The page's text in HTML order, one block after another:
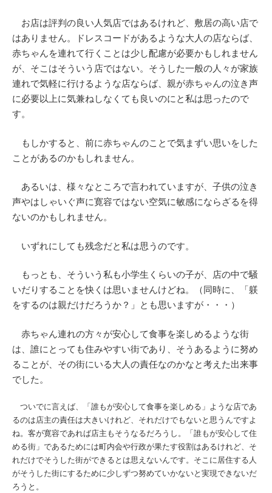
お店は評判の良い人気店ではあるけれど、敷居の高い店で
はありません。ドレスコードがあるような大人の店ならば、
赤ちゃんを連れて行くことは少し配慮が必要かもしれません
が、そこはそういう店ではない。そうした一般の人々が家族
連れで気軽に行けるような店ならば、親が赤ちゃんの泣き声
に必要以上に気兼ねしなくても良いのにと私は思ったので
す。
もしかすると、前に赤ちゃんのことで気まずい思いをした
ことがあるのかもしれません。
あるいは、様々なところで言われていますが、子供の泣き
声やはしゃいぐ声に寛容ではない空気に敏感にならざるを得
ないのかもしれません。
いずれにしても残念だと私は思うのです。
もっとも、そういう私も小学生くらいの子が、店の中で騒
いだりすることを快くは思いませんけどね。（同時に、「躾
をするのは親だけだろうか？」とも思いますが・・・）
赤ちゃん連れの方々が安心して食事を楽しめるような街
は、誰にとっても住みやすい街であり、そうあるように努め
ることが、その街にいる大人の責任なのかなと考えた出来事
でした。
ついでに言えば、「誰もが安心して食事を楽しめる」ような店であ
るのは店主の責任は大きいけれど、それだけでもないと思うんですよ
ね。客が寛容であれば店主もそうなるだろうし。「誰もが安心して住
める街」であるためには町内会や行政が果たす役割はあるけれど、そ
れだけでそうした街ができるとは思えないんです。そこに居住する人
がそうした街にするために少しずつ努めていかないと実現できないだ
ろうと。